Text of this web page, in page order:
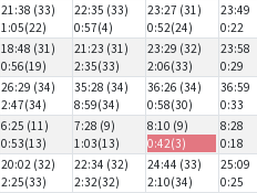
21:38 (33)
1:05(22)
22:35 (33)
0:57(4)
23:27 (31)
0:52(24)
23:49
0:22
18:48 (31)
0:56(19)
21:23 (31)
2:35(33)
23:29 (32)
2:06(33)
23:58
0:29
26:29 (34)
2:47(34)
35:28 (34)
8:59(34)
36:26 (34)
0:58(30)
36:59
0:33
6:25 (11)
0:53(13)
7:28 (9)
1:03(13)
8:10 (9)
0:42(3)
8:28
0:18
20:02 (32)
2:25(33)
22:34 (32)
2:32(32)
24:44 (33)
2:10(34)
25:09
0:25